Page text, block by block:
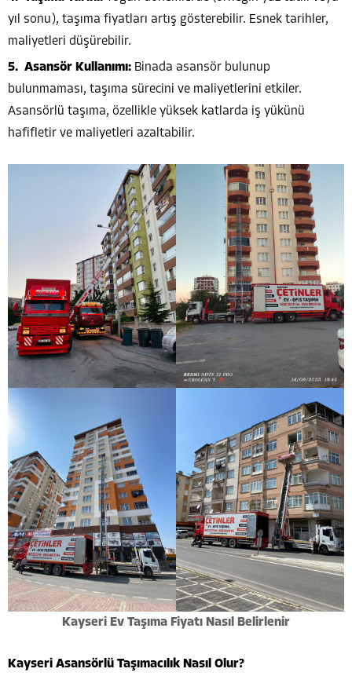
yıl sonu), taşıma fiyatları artış gösterebilir. Esnek tarihler,
maliyetleri düşürebilir.
Asansör Kullanımı: Binada asansör bulunup
bulunmaması, taşıma sürecini ve maliyetlerini etkiler.
Asansörlü taşıma, özellikle yüksek katlarda iş yükünü
hafifletir ve maliyetleri azaltabilir.
Kayseri Ev Taşıma Fiyatı Nasıl Belirlenir
Kayseri Asansörlü Taşımacılık Nasıl Olur?